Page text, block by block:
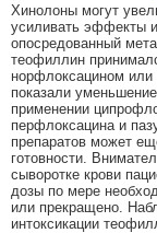
Хинолоны могут
усиливать эффекты
опосредованный
теофиллин
норфлоксацином
показали
применении
перфлоксацина и
препаратов может
готовности.
сыворотке крови
дозы по мере
или прекращено.
интоксикации